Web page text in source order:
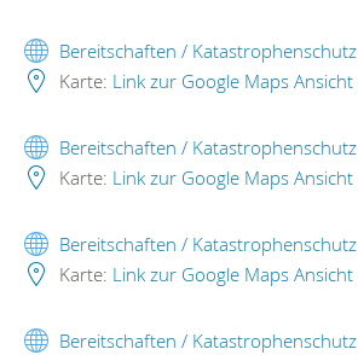
Bereitschaften / Katastrophenschutz
Karte: Link zur Google Maps Ansicht
Bereitschaften / Katastrophenschutz
Karte: Link zur Google Maps Ansicht
Bereitschaften / Katastrophenschutz
Karte: Link zur Google Maps Ansicht
Bereitschaften / Katastrophenschutz